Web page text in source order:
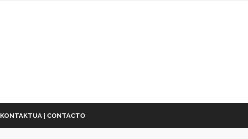
KONTAKTUA | CONTACTO